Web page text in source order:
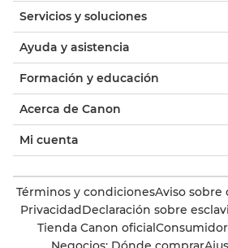
Servicios y soluciones
Ayuda y asistencia
Formación y educación
Acerca de Canon
Mi cuenta
Términos y condicionesAviso sobre
PrivacidadDeclaración sobre
Tienda Canon oficial